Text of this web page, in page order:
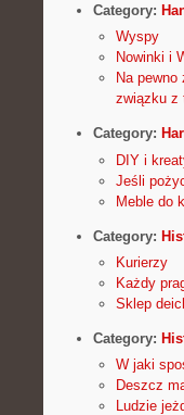
Category:
Wyspy
Nowinki i
Na
związku z
Category:
DIY i
Jeśli
Meble do
Category:
Kurierzy
Każdy
Sklep
Category:
W jaki
Deszcz
Ludzie